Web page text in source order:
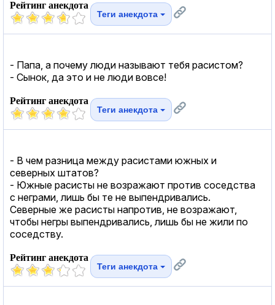
Рейтинг анекдота
Теги анекдота
- Папа, а почему люди называют тебя расистом?
- Сынок, да это и не люди вовсе!
Рейтинг анекдота
Теги анекдота
- В чем разница между расистами южных и
северных штатов?
- Южные расисты не возражают против соседства
с неграми, лишь бы те не выпендривались.
Северные же расисты напротив, не возражают,
чтобы негры выпендривались, лишь бы не жили по
соседству.
Рейтинг анекдота
Теги анекдота